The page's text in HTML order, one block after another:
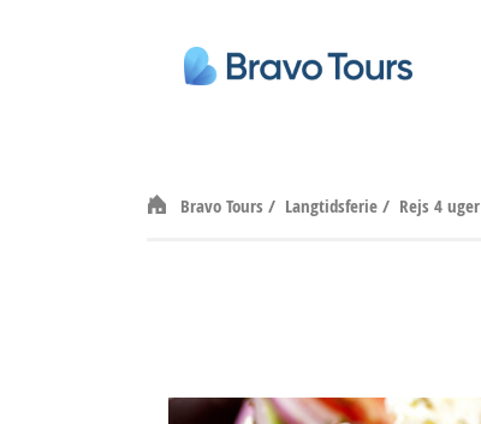
Bravo Tours / Langtidsferie/ Rejs 4 uger